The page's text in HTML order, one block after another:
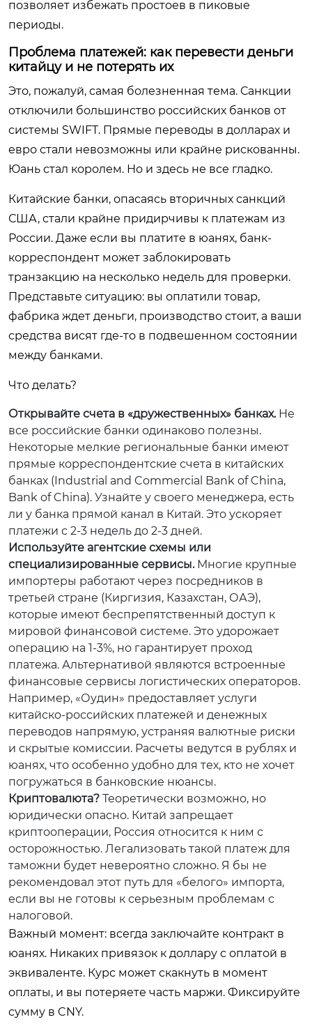
позволяет избежать простоев в пиковые
периоды.
Проблема платежей: как перевести деньги
китайцу и не потерять их
Это, пожалуй, самая болезненная тема. Санкции
отключили большинство российских банков от
системы SWIFT. Прямые переводы в долларах и
евро стали невозможны или крайне рискованны.
Юань стал королем. Но и здесь не все гладко.
Китайские банки, опасаясь вторичных санкций
США, стали крайне придирчивы к платежам из
России. Даже если вы платите в юанях, банк-
корреспондент может заблокировать
транзакцию на несколько недель для проверки.
Представьте ситуацию: вы оплатили товар,
фабрика ждет деньги, производство стоит, а ваши
средства висят где-то в подвешенном состоянии
между банками.
Что делать?
Открывайте счета в «дружественных» банках.Не
все российские банки одинаково полезны.
Некоторые мелкие региональные банки имеют
прямые корреспондентские счета в китайских
банках (Industrial and Commercial Bank of China,
Bank of China). Узнайте у своего менеджера, есть
ли у банка прямой канал в Китай. Это ускоряет
платежи с 2-3 недель до 2-3 дней.
Используйте агентские схемы или
специализированные сервисы.Многие крупные
импортеры работают через посредников в
третьей стране (Киргизия, Казахстан, ОАЭ),
которые имеют беспрепятственный доступ к
мировой финансовой системе. Это удорожает
операцию на 1-3%, но гарантирует проход
платежа. Альтернативой являются встроенные
финансовые сервисы логистических операторов.
Например, «Оудин» предоставляет услуги
китайско-российских платежей и денежных
переводов напрямую, устраняя валютные риски
и скрытые комиссии. Расчеты ведутся в рублях и
юанях, что особенно удобно для тех, кто не хочет
погружаться в банковские нюансы.
Криптовалюта? Теоретически возможно, но
юридически опасно. Китай запрещает
криптооперации, Россия относится к ним с
осторожностью. Легализовать такой платеж для
таможни будет невероятно сложно. Я бы не
рекомендовал этот путь для «белого» импорта,
если вы не готовы к серьезным проблемам с
налоговой.
Важный момент: всегда заключайте контракт в
юанях. Никаких привязок к доллару с оплатой в
эквиваленте. Курс может скакнуть в момент
оплаты, и вы потеряете часть маржи. Фиксируйте
сумму в CNY.